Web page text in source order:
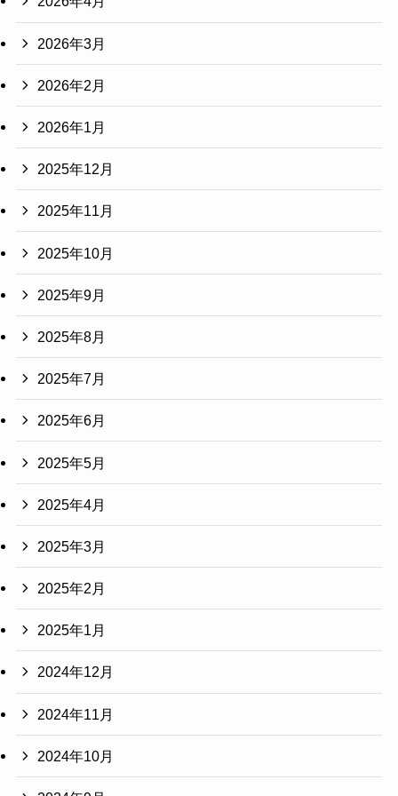
2026年3月
2026年2月
2026年1月
2025年12月
2025年11月
2025年10月
2025年9月
2025年8月
2025年7月
2025年6月
2025年5月
2025年4月
2025年3月
2025年2月
2025年1月
2024年12月
2024年11月
2024年10月